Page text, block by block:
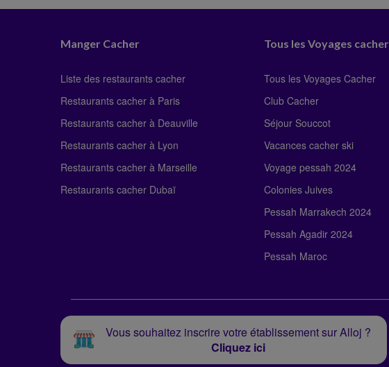
Manger Cacher
Liste des restaurants cacher
Restaurants cacher à Paris
Restaurants cacher à Deauville
Restaurants cacher à Lyon
Restaurants cacher à Marseille
Restaurants cacher Dubaï
Tous les Voyages cacher
Tous les Voyages Cacher
Club Cacher
Séjour Souccot
Vacances cacher ski
Voyage pessah 2024
Colonies Juives
Pessah Marrakech 2024
Pessah Agadir 2024
Pessah Maroc
Vous souhaitez inscrire votre établissement sur Alloj ?
Cliquez ici